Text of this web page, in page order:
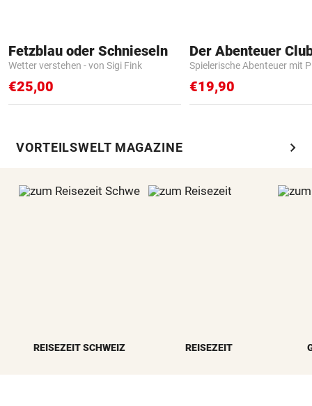
Fetzblau oder Schnieseln
Wetter verstehen - von Sigi Fink
€25,00
Der Abenteuer
Spielerische Abenteuer mit
€19,90
VORTEILSWELT MAGAZINE chevron_right
REISEZEIT SCHWEIZ REISEZEIT